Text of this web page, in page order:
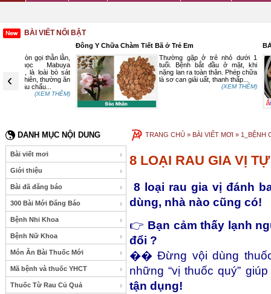
BÀI VIẾT NỔI BẬT
‹
ăn
Đông Y Chữa Chàm Tiết Bã ở Trẻ Em
Thường gặp ở trẻ nhỏ dưới 1
tuổi. Bệnh bắt đầu ở mặt, khi
nặng lan ra toàn thân. Phép chữa
là sơ can giải uất, thanh thấp...
BÀI THUỐC
DANH MỤC NỘI DUNG
Bài viết mơi
Giới thiệu
Bài đã đăng báo
300 Bài Mới Đăng Báo
Bệnh Nhi Khoa
Bệnh Nữ Khoa
Món Ăn Bài Thuốc Mới
Mã bệnh và thuốc YHCT
Thuốc Từ Rau Củ Quả
TRANG CHỦ » BÀI VIẾT MƠI » 1_BỆNH
8 LOẠI RAU GIA VỊ
8 loại rau gia vị đánh
dùng, nhà nào cũng có!
👉 Bạn cảm thấy lạnh
đổi ?
��️ Đừng vội dùng
những “vị thuốc quý”
tận dụng!